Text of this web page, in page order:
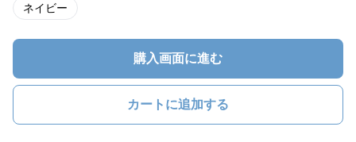
ネイビー
購入画面に進む
カートに追加する